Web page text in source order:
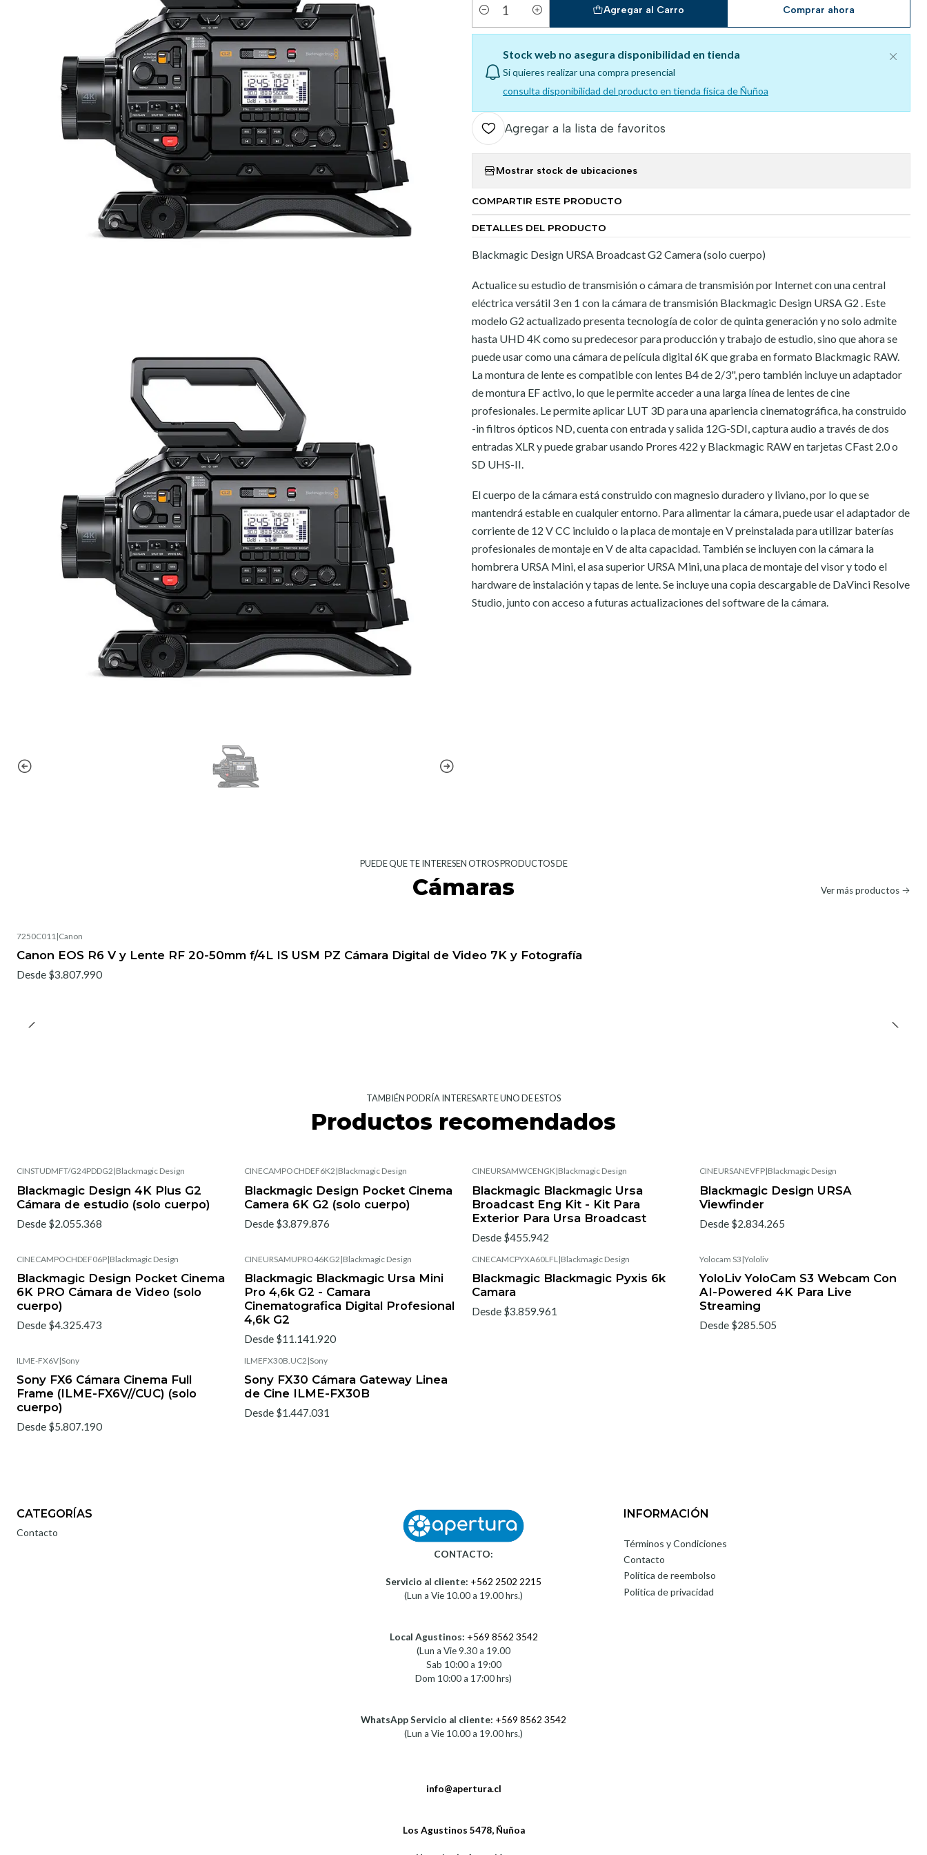
Cantidad
Agregar al Carro Comprar ahora
Stock web no asegura disponibilidad en tienda
Si quieres realizar una compra presencial
consulta disponibilidad del producto en tienda física de Ñuñoa
Agregar a la lista de favoritos
Mostrar stock de ubicaciones
COMPARTIR ESTE PRODUCTO
DETALLES DEL PRODUCTO
Blackmagic Design URSA Broadcast G2 Camera (solo cuerpo)
Actualice su estudio de transmisión o cámara de transmisión por Internet con una central
eléctrica versátil 3 en 1 con la cámara de transmisión Blackmagic Design URSA G2 . Este
modelo G2 actualizado presenta tecnología de color de quinta generación y no solo admite
hasta UHD 4K como su predecesor para producción y trabajo de estudio, sino que ahora se
puede usar como una cámara de película digital 6K que graba en formato Blackmagic RAW.
La montura de lente es compatible con lentes B4 de 2/3", pero también incluye un adaptador
de montura EF activo, lo que le permite acceder a una larga línea de lentes de cine
profesionales. Le permite aplicar LUT 3D para una apariencia cinematográfica, ha construido
-in filtros ópticos ND, cuenta con entrada y salida 12G-SDI, captura audio a través de dos
entradas XLR y puede grabar usando Prores 422 y Blackmagic RAW en tarjetas CFast 2.0 o
SD UHS-II.
El cuerpo de la cámara está construido con magnesio duradero y liviano, por lo que se
mantendrá estable en cualquier entorno. Para alimentar la cámara, puede usar el adaptador de
corriente de 12 V CC incluido o la placa de montaje en V preinstalada para utilizar baterías
profesionales de montaje en V de alta capacidad. También se incluyen con la cámara la
hombrera URSA Mini, el asa superior URSA Mini, una placa de montaje del visor y todo el
hardware de instalación y tapas de lente. Se incluye una copia descargable de DaVinci Resolve
Studio, junto con acceso a futuras actualizaciones del software de la cámara.
PUEDE QUE TE INTERESEN OTROS PRODUCTOS DE
Cámaras Ver más productos
7250C011 |Canon
Canon EOS R6 V y Lente RF 20-50mm f/4L IS USM PZ Cámara Digital de Video 7K y Fotografía
Desde $3.807.990
TAMBIÉN PODRÍA INTERESARTE UNO DE ESTOS
Productos recomendados
CINSTUDMFT/G24PDDG2 |Blackmagic Design
Blackmagic Design 4K Plus G2
Cámara de estudio (solo cuerpo)
Desde $2.055.368
CINECAMPOCHDEF6K2 |Blackmagic Design
Blackmagic Design Pocket Cinema
Camera 6K G2 (solo cuerpo)
Desde $3.879.876
CINEURSAMWCENGK|Blackmagic Design
Blackmagic Blackmagic Ursa
Broadcast Eng Kit - Kit Para
Exterior Para Ursa Broadcast
Desde $455.942
CINEURSANEVFP|Blackmagic Design
Blackmagic Design URSA
Viewfinder
Desde $2.834.265
CINECAMPOCHDEF06P|Blackmagic Design
Blackmagic Design Pocket Cinema
6K PRO Cámara de Video (solo
cuerpo)
Desde $4.325.473
CINEURSAMUPRO46KG2 |Blackmagic Design
Blackmagic Blackmagic Ursa Mini
Pro 4,6k G2 - Camara
Cinematografica Digital Profesional
4,6k G2
Desde $11.141.920
CINECAMCPYXA60LFL |Blackmagic Design
Blackmagic Blackmagic Pyxis 6k
Camara
Desde $3.859.961
Yolocam S3 |Yololiv
YoloLiv YoloCam S3 Webcam Con
AI-Powered 4K Para Live
Streaming
Desde $285.505
ILME-FX6V|Sony
Sony FX6 Cámara Cinema Full
Frame (ILME-FX6V//CUC) (solo
cuerpo)
Desde $5.807.190
ILMEFX30B.UC2 |Sony
Sony FX30 Cámara Gateway Linea
de Cine ILME-FX30B
Desde $1.447.031
CATEGORÍAS
Contacto
CONTACTO:
Servicio al cliente: +562 2502 2215
(Lun a Vie 10.00 a 19.00 hrs.)
Local Agustinos: +569 8562 3542
(Lun a Vie 9.30 a 19.00
Sab 10:00 a 19:00
Dom 10:00 a 17:00 hrs)
WhatsApp Servicio al cliente: +569 8562 3542
(Lun a Vie 10.00 a 19.00 hrs.)
info@apertura.cl
Los Agustinos 5478, Ñuñoa
INFORMACIÓN
Términos y Condiciones
Contacto
Política de reembolso
Política de privacidad